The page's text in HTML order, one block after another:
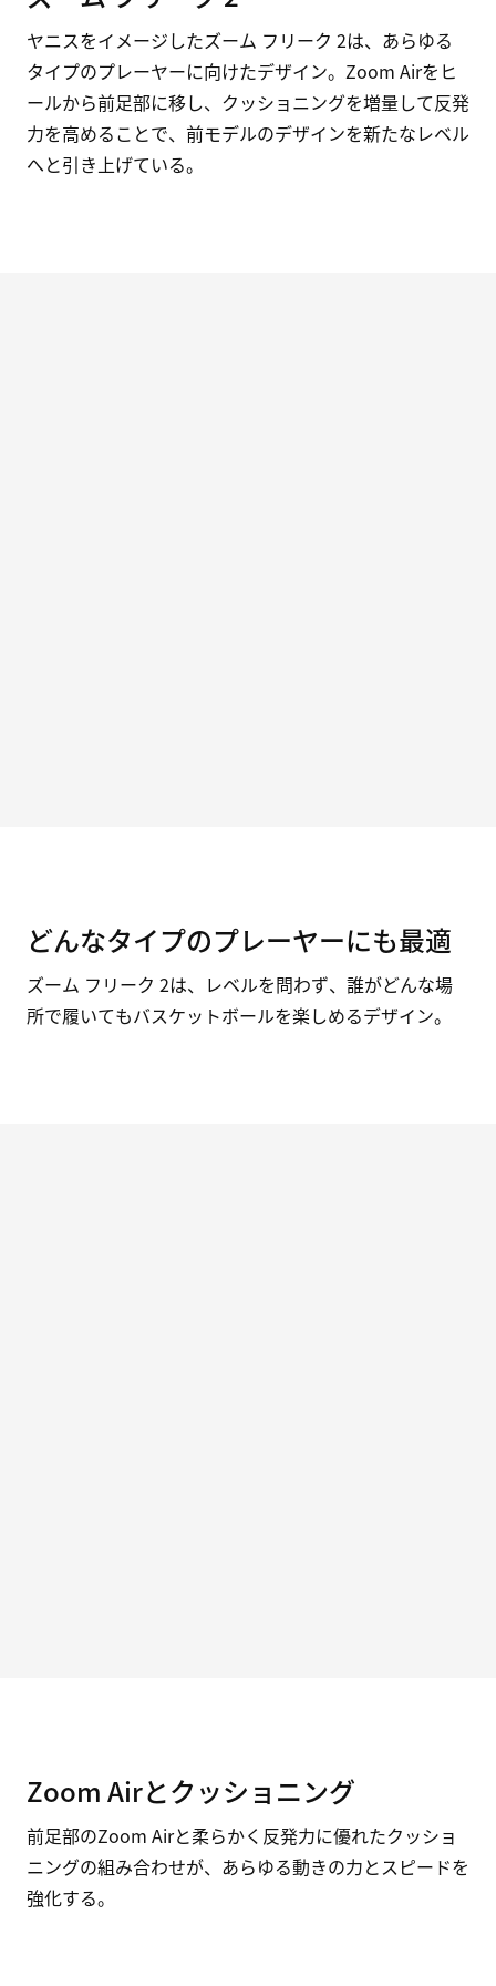
ヤニスをイメージしたズーム フリーク 2は、あらゆる
タイプのプレーヤーに向けたデザイン。Zoom Airをヒ
ールから前足部に移し、クッショニングを増量して反発
力を高めることで、前モデルのデザインを新たなレベル
へと引き上げている。
どんなタイプのプレーヤーにも最適
ズーム フリーク 2は、レベルを問わず、誰がどんな場
所で履いてもバスケットボールを楽しめるデザイン。
Zoom Airとクッショニング
前足部のZoom Airと柔らかく反発力に優れたクッショ
ニングの組み合わせが、あらゆる動きの力とスピードを
強化する。